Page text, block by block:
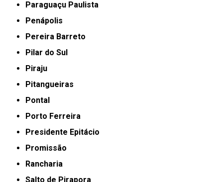
Paraguaçu Paulista
Penápolis
Pereira Barreto
Pilar do Sul
Piraju
Pitangueiras
Pontal
Porto Ferreira
Presidente Epitácio
Promissão
Rancharia
Salto de Pirapora